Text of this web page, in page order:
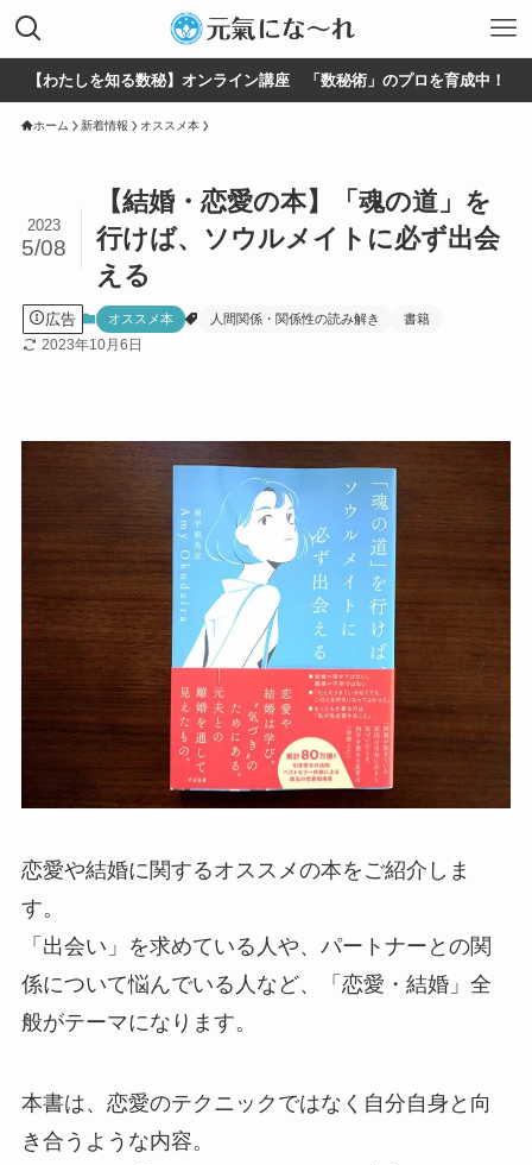
【わたしを知る数秘】オンライン講座 「数秘術」のプロを育成中！
ホーム 新着情報 オススメ本
【結婚・恋愛の本】「魂の道」を
行けば、ソウルメイトに必ず出会
える
2023
5/08
広告 オススメ本 人間関係・関係性の読み解き 書籍
2023年10月6日
恋愛や結婚に関するオススメの本をご紹介しま
す。
「出会い」を求めている人や、パートナーとの関
係について悩んでいる人など、「恋愛・結婚」全
般がテーマになります。
本書は、恋愛のテクニックではなく自分自身と向
き合うような内容。